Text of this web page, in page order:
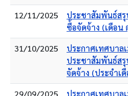
12/11/2025
ประชาสัมพันธ์สรุ
ซื้อจัดจ้าง (เดือน
31/10/2025
ประกาศเทศบาล
ประชาสัมพันธ์สรุ
จัดจ้าง (ประจำเ
29/09/2025
ประกาศเทศบาล